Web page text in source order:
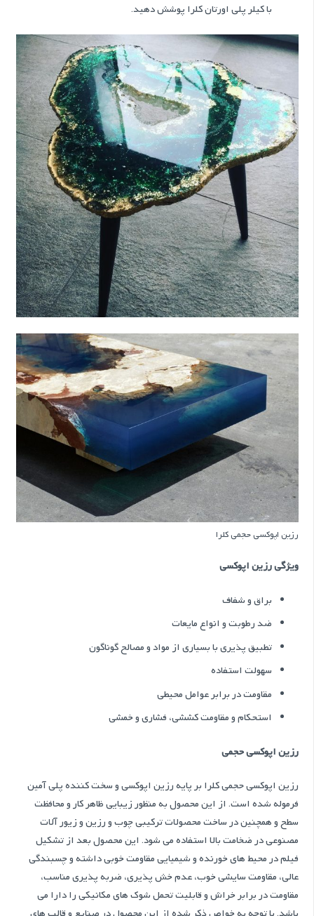
با کیلر پلی اورتان کلرا پوشش دهید.
رزین اپوکسی حجمی کلرا
ویژگی رزین اپوکسی
براق و شفاف
ضد رطوبت و انواع مایعات
تطبیق پذیری با بسیاری از مواد و مصالح گوناگون
سهولت استفاده
مقاومت در برابر عوامل محیطی
استحکام و مقاومت کششی، فشاری و خمشی
رزین اپوکسی حجمی
رزین اپوکسی حجمی کلرا بر پايه رزين اپوكسي و سخت كننده پلي آمين
فرموله شده است. از اين محصول به منظور زيبايي ظاهر كار و محافظت
سطح و همچنین در ساخت محصولات ترکیبی چوب و رزین و زیور آلات
مصنوعی در ضخامت بالا استفاده مي شود. اين محصول بعد از تشكيل
فيلم در محيط هاي خورنده و شیمیایی مقاومت خوبي داشته و چسبندگي
عالي، مقاومت سايشي خوب، عدم خش پذيري، ضربه پذيري مناسب،
مقاومت در برابر خراش و قابليت تحمل شوك هاي مكانيكي را دارا مي